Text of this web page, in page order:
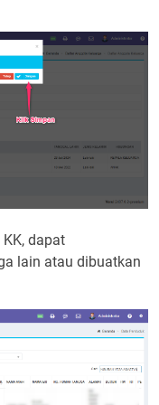
dapat
lain atau dibuatkan